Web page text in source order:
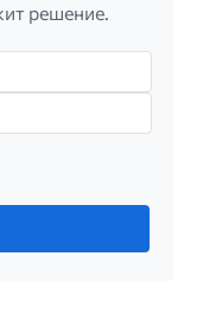
решение.